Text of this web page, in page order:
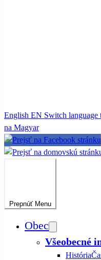
English EN Switch language
na Magyar
Prepnúť Menu
Obec
Všeobecné
História